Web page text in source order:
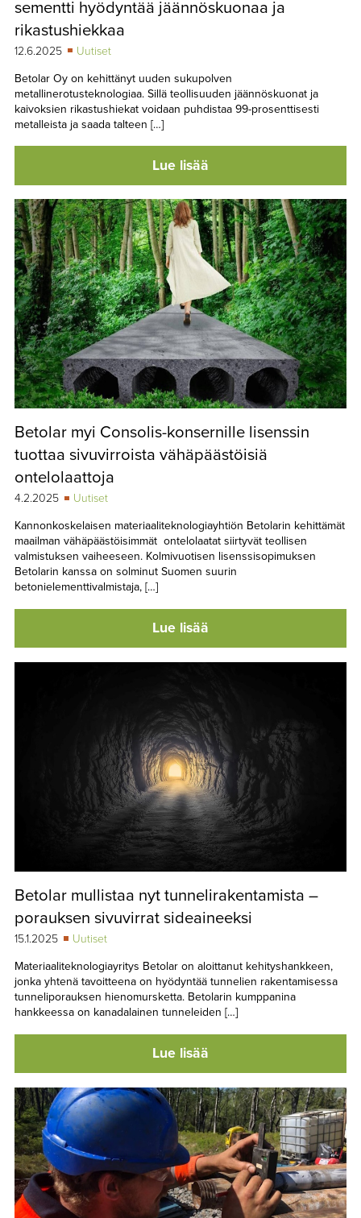
sementti hyödyntää jäännöskuonaa ja
rikastushiekkaa
12.6.2025
Uutiset
Betolar Oy on kehittänyt uuden sukupolven
metallinerotusteknologiaa. Sillä teollisuuden jäännöskuonat ja
kaivoksien rikastushiekat voidaan puhdistaa 99-prosenttisesti
metalleista ja saada talteen […]
Lue lisää
Betolar myi Consolis-konsernille lisenssin
tuottaa sivuvirroista vähäpäästöisiä
ontelolaattoja
4.2.2025
Uutiset
Kannonkoskelaisen materiaaliteknologiayhtiön Betolarin kehittämät
maailman vähäpäästöisimmät ontelolaatat siirtyvät teollisen
valmistuksen vaiheeseen. Kolmivuotisen lisenssisopimuksen
Betolarin kanssa on solminut Suomen suurin
betonielementtivalmistaja, […]
Lue lisää
Betolar mullistaa nyt tunnelirakentamista –
porauksen sivuvirrat sideaineeksi
15.1.2025
Uutiset
Materiaaliteknologiayritys Betolar on aloittanut kehityshankkeen,
jonka yhtenä tavoitteena on hyödyntää tunnelien rakentamisessa
tunneliporauksen hienomursketta. Betolarin kumppanina
hankkeessa on kanadalainen tunneleiden […]
Lue lisää